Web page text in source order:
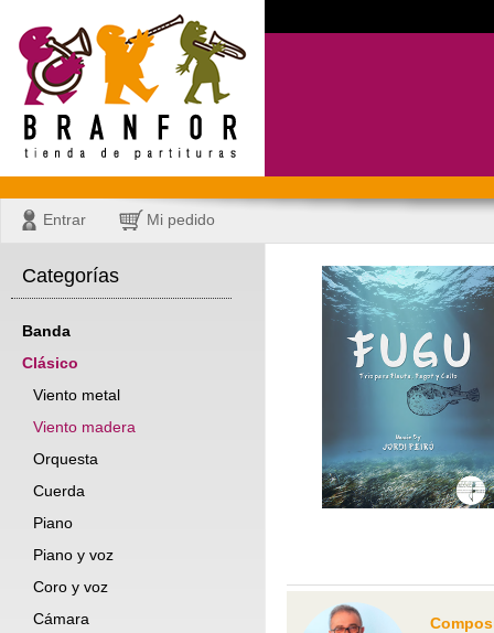
Entrar Mi pedido
Categorías
Banda
Clásico
Viento metal
Viento madera
Orquesta
Cuerda
Piano
Piano y voz
Coro y voz
Cámara